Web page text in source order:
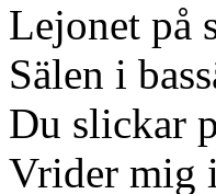
Lejonet på
Sälen i
Du slickar
Vrider mig